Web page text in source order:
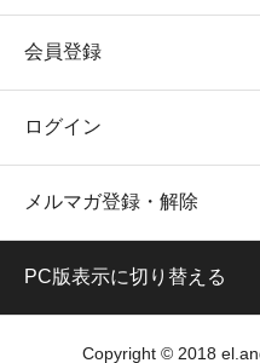
会員登録
ログイン
メルマガ登録・解除
PC版表示に切り替える
Copyright © 2018